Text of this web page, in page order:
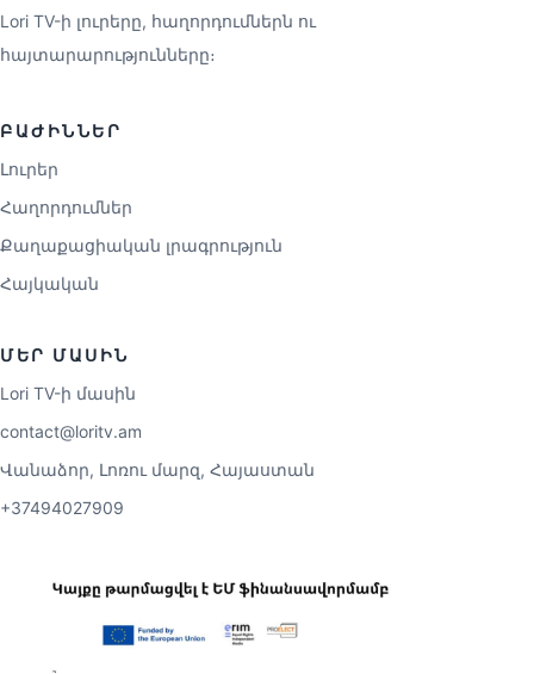
Lori TV-ի լուրերը, հաղորդումներն ու
հայտարարությունները։
ԲԱԺԻՆՆԵՐ
Լուրեր
Հաղորդումներ
Քաղաքացիական լրագրություն
Հայկական
ՄԵՐ ՄԱՍԻՆ
Lori TV-ի մասին
contact@loritv.am
Վանաձոր, Լոռու մարզ, Հայաստան
+37494027909